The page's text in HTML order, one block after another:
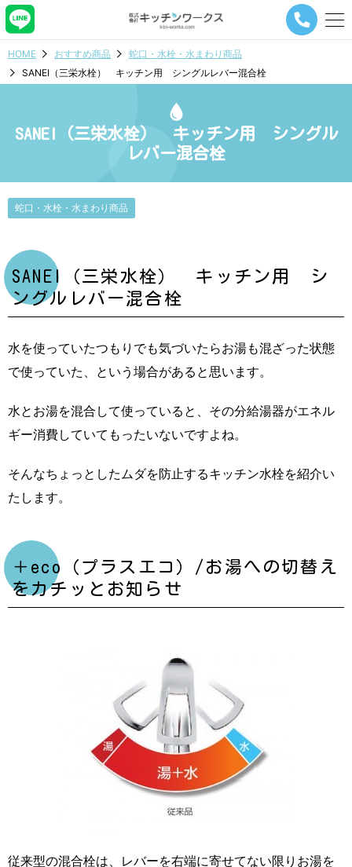
メ
ナ
シ
ボ
HOME おすすめ商品
蛇口・水栓・水まわり商品
SANEI（三栄水栓） キッチン用 シングルレバー混合栓
SANEI（三栄水栓） キッチン用 シングル
レバー混合栓
蛇口・水栓・水まわり商品
SANEI（三栄水栓） キッチン用 シ
ングルレバー混合栓
水を使っていたつもりでも気づいたらお湯も混ざった状態
で使っていた、という場合があると思います。
水とお湯を混合して使っていると、その分給湯器がエネル
ギー消費していてもったいないですよね。
そんなちょっとしたムダを防止するキッチン水栓を紹介い
たします。
＋eco（プラスエコ）/お湯への切替え
をカチッとお知らせ
従来型の混合栓は、レバーを右端に寄せてない限りお湯を